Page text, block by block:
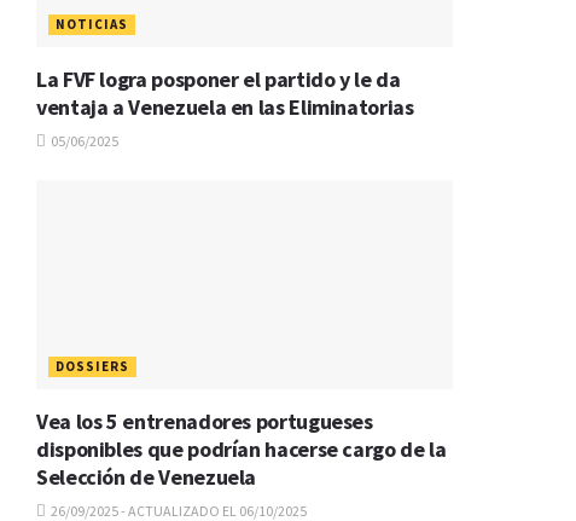
NOTICIAS
La FVF logra posponer el partido y le da
ventaja a Venezuela en las Eliminatorias
05/06/2025
DOSSIERS
Vea los 5 entrenadores portugueses
disponibles que podrían hacerse cargo de la
Selección de Venezuela
26/09/2025 - ACTUALIZADO EL 06/10/2025